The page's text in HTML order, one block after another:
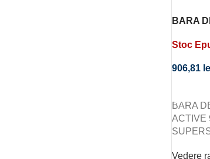
BARA
Stoc
906,81
BARA
ACTIVE
Vedere